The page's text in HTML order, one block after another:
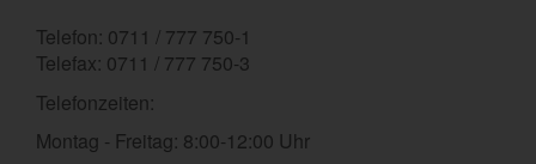
Telefon: 0711 / 777 750-1
Telefax: 0711 / 777 750-3
Telefonzeiten:
Montag - Freitag: 8:00-12:00 Uhr